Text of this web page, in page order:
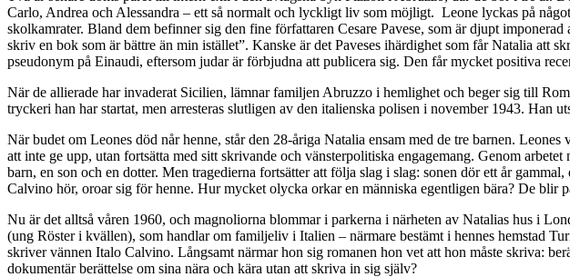
Carlo, Andrea och Alessandra – ett så normalt och lyckligt liv som möjligt. Leone lyckas på
skolkamrater. Bland dem befinner sig den fine författaren Cesare Pavese, som är djupt
skriv en bok som är bättre än min istället”. Kanske är det Paveses ihärdighet som får Natalia att
pseudonym på Einaudi, eftersom judar är förbjudna att publicera sig. Den får mycket positiva
När de allierade har invaderat Sicilien, lämnar familjen Abruzzo i hemlighet och beger sig till
tryckeri han har startat, men arresteras slutligen av den italienska polisen i november 1943. Han
När budet om Leones död når henne, står den 28-åriga Natalia ensam med de tre barnen.
att inte ge upp, utan fortsätta med sitt skrivande och vänsterpolitiska engagemang. Genom
barn, en son och en dotter. Men tragedierna fortsätter att följa slag i slag: sonen dör ett år
Calvino hör, oroar sig för henne. Hur mycket olycka orkar en människa egentligen bära? De
Nu är det alltså våren 1960, och magnoliorna blommar i parkerna i närheten av Natalias hus i
(ung Röster i kvällen), som handlar om familjeliv i Italien – närmare bestämt i hennes hemstad
skriver vännen Italo Calvino. Långsamt närmar hon sig romanen hon vet att hon måste skriva:
dokumentär berättelse om sina nära och kära utan att skriva in sig själv?